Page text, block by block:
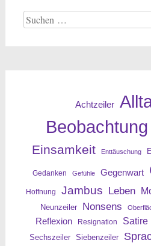
Suche
nach:
Achtzeiler
Beobachtung
Einsamkeit Enttäuschung
Gedanken Gefühle Gegenwart
Hoffnung Jambus Leben
Neunzeiler Nonsens
Reflexion
Resignation Satire
Sechszeiler Siebenzeiler